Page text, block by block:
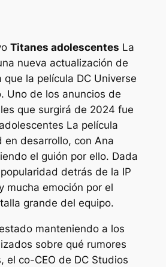
Titanes adolescentes La
nueva actualización de
que la película DC Universe
Uno de los anuncios de
que surgirá de 2024 fue
La película
en desarrollo, con Ana
el guión por ello. Dada
detrás de la IP
mucha emoción por el
grande del equipo.
manteniendo a los
sobre qué rumores
el co-CEO de DC Studios